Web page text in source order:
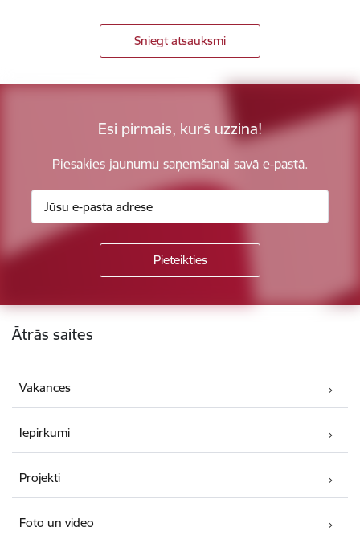
Sniegt atsauksmi
Esi pirmais, kurš uzzina!
Piesakies jaunumu saņemšanai savā e-pastā.
Kājene
Ātrās saites
Vakances
Iepirkumi
Projekti
Foto un video